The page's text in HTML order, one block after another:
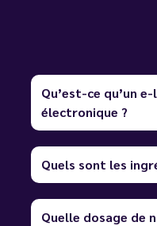
Qu’est-ce qu’un
électronique ?
Quels sont les
Quelle dosage de